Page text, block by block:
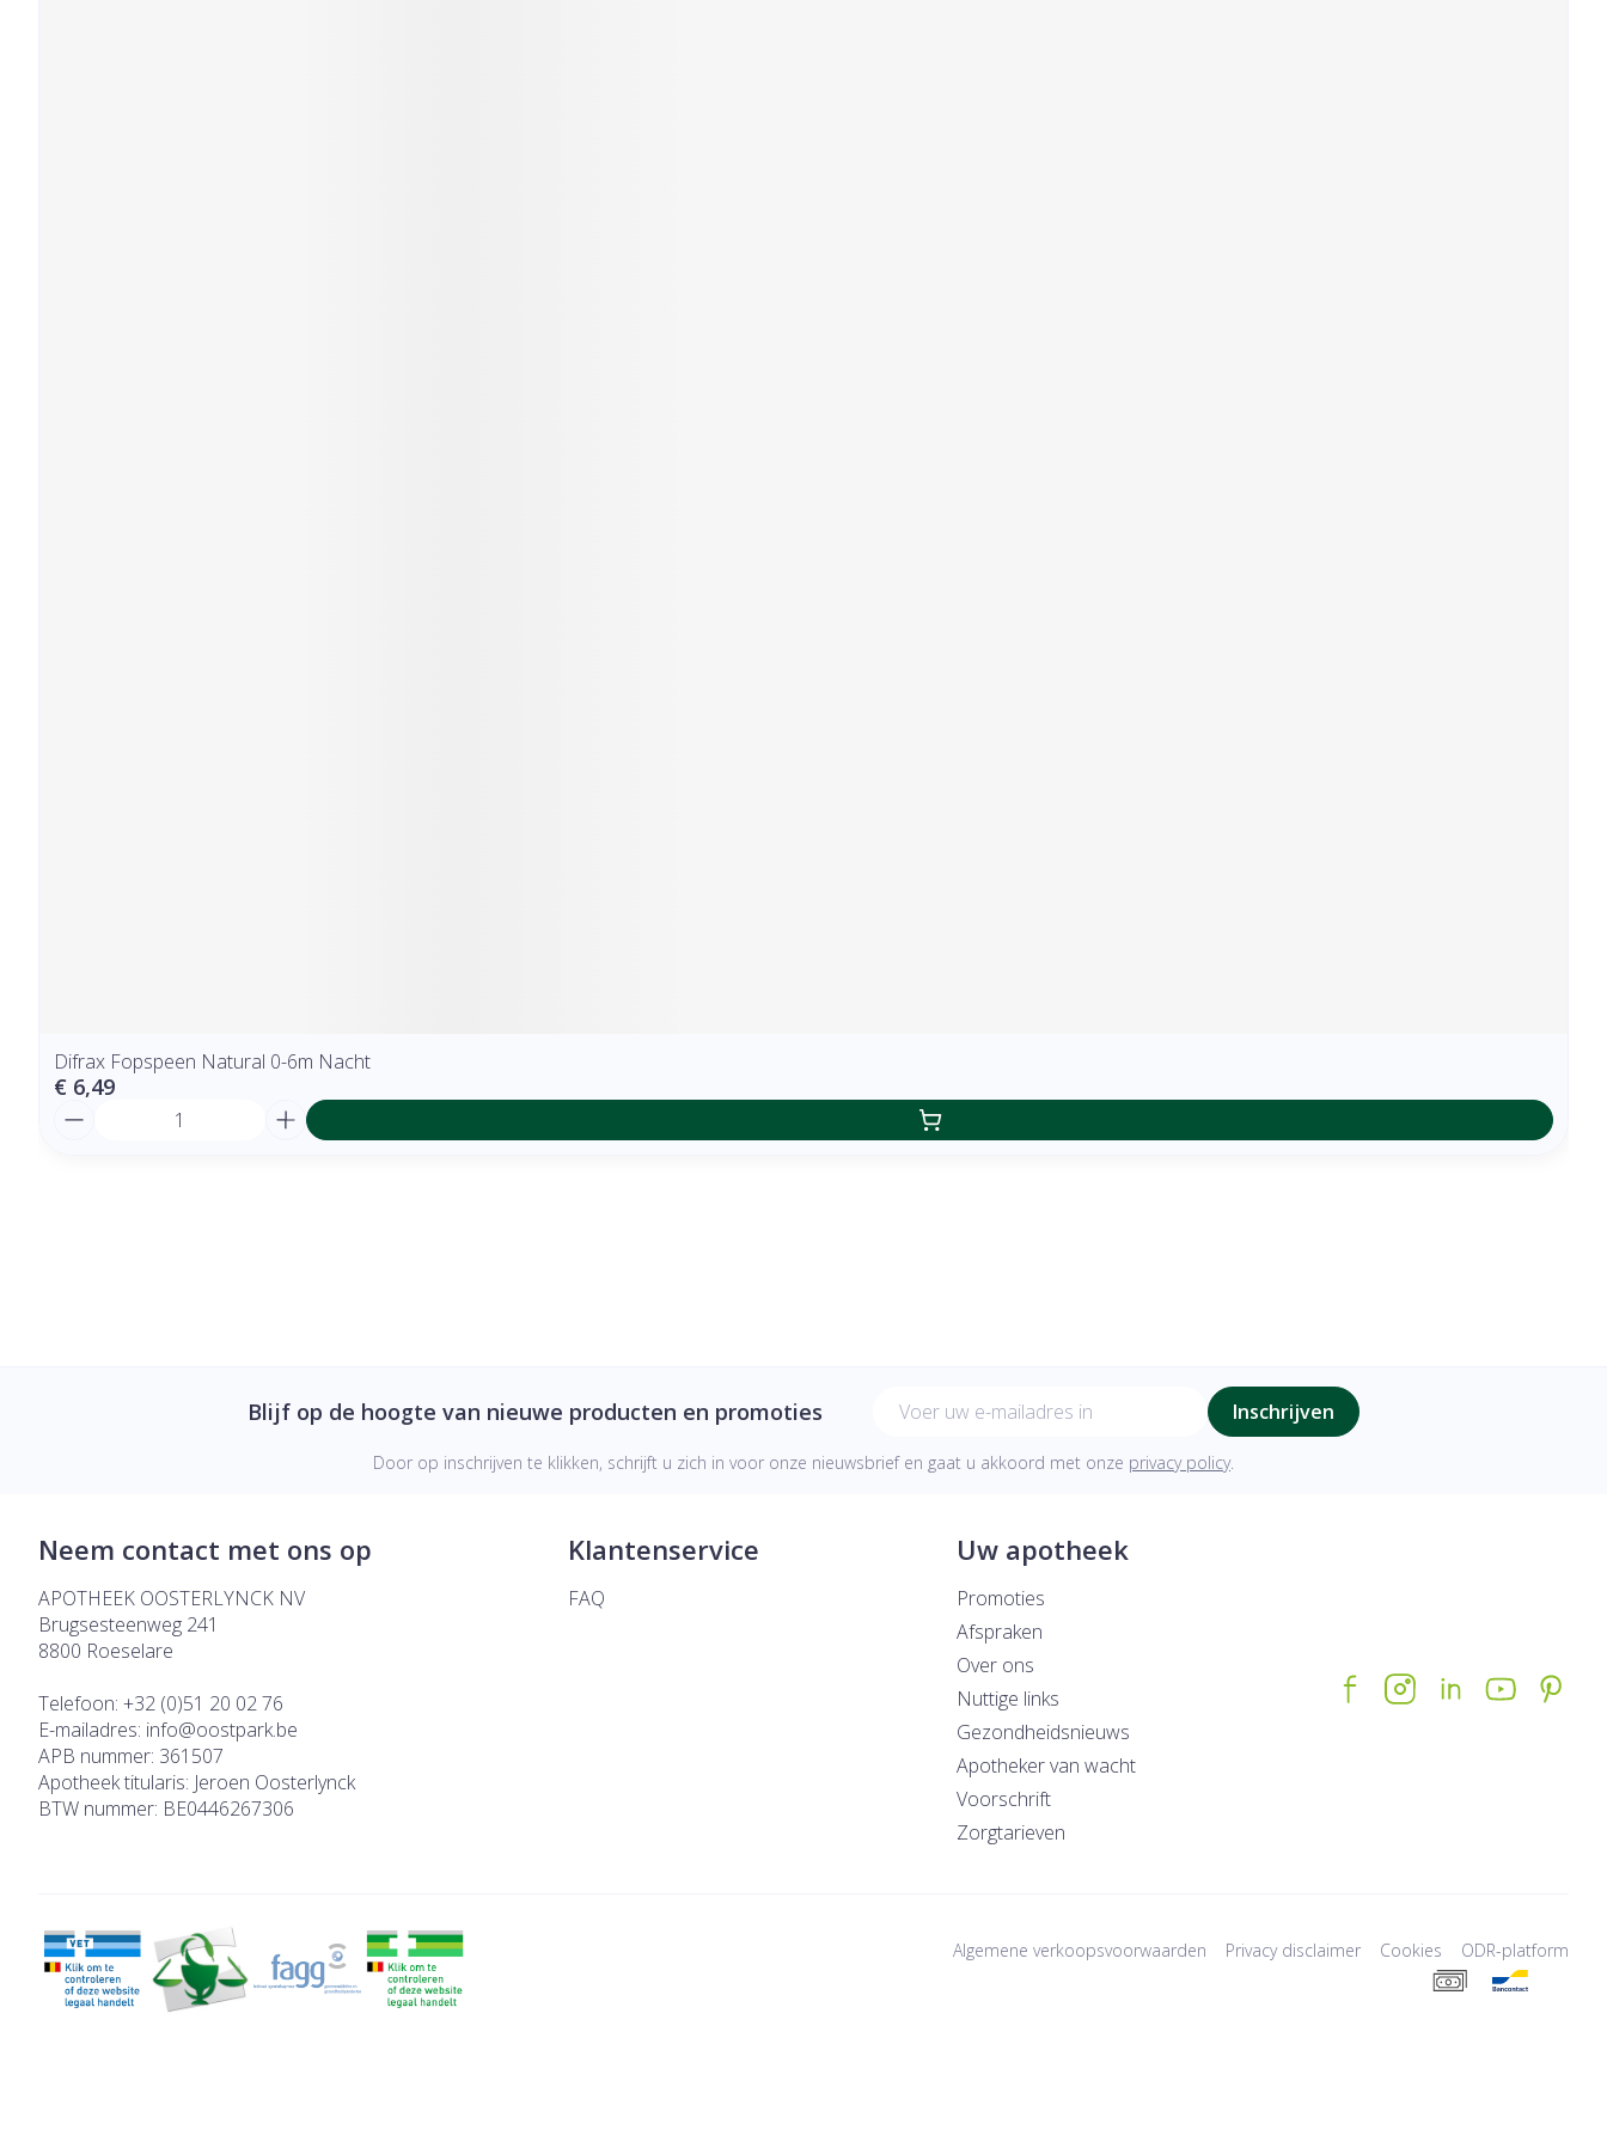
Difrax Fopspeen Natural 0-6m Nacht
€ 6,49
Blijf op de hoogte van nieuwe producten en promoties Inschrijven
Door op inschrijven te klikken, schrijft u zich in voor onze nieuwsbrief en gaat u akkoord met onze privacy policy.
Neem contact met ons op
APOTHEEK OOSTERLYNCK NV
Brugsesteenweg 241
8800 Roeselare
Telefoon: +32 (0)51 20 02 76
E-mailadres: info@oostpark.be
APB nummer: 361507
Apotheek titularis: Jeroen Oosterlynck
BTW nummer: BE0446267306
Klantenservice
FAQ
Uw apotheek
Promoties
Afspraken
Over ons
Nuttige links
Gezondheidsnieuws
Apotheker van wacht
Voorschrift
Zorgtarieven
Algemene verkoopsvoorwaarden Privacy disclaimer Cookies ODR-platform